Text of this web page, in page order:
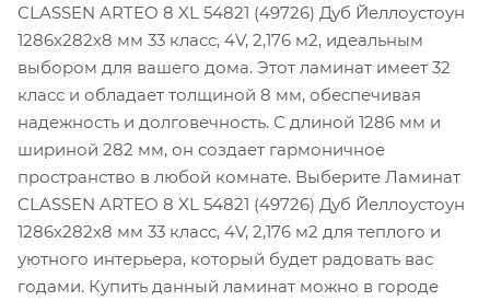
CLASSEN ARTEO 8 XL 54821 (49726) Дуб Йеллоустоун
1286х282х8 мм 33 класс, 4V, 2,176 м2, идеальным
выбором для вашего дома. Этот ламинат имеет 32
класс и обладает толщиной 8 мм, обеспечивая
надежность и долговечность. С длиной 1286 мм и
шириной 282 мм, он создает гармоничное
пространство в любой комнате. Выберите Ламинат
CLASSEN ARTEO 8 XL 54821 (49726) Дуб Йеллоустоун
1286х282х8 мм 33 класс, 4V, 2,176 м2 для теплого и
уютного интерьера, который будет радовать вас
годами. Купить данный ламинат можно в городе